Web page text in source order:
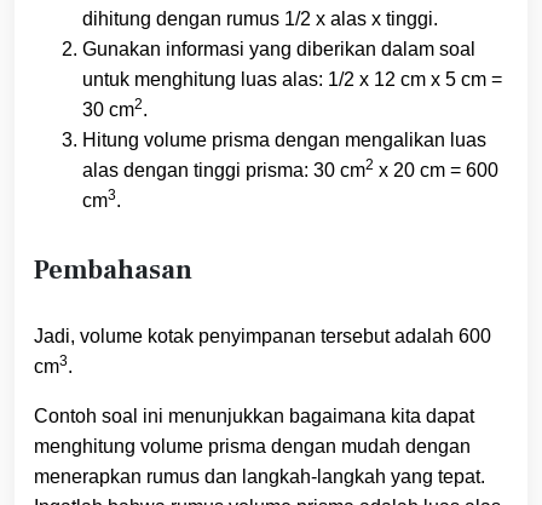
dihitung dengan rumus 1/2 x alas x tinggi.
Gunakan informasi yang diberikan dalam soal
untuk menghitung luas alas: 1/2 x 12 cm x 5 cm =
30 cm2.
Hitung volume prisma dengan mengalikan luas
alas dengan tinggi prisma: 30 cm2 x 20 cm = 600
cm3.
Pembahasan
Jadi, volume kotak penyimpanan tersebut adalah 600
cm3.
Contoh soal ini menunjukkan bagaimana kita dapat
menghitung volume prisma dengan mudah dengan
menerapkan rumus dan langkah-langkah yang tepat.